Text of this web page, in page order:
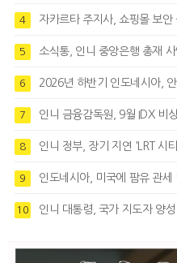
4 자카르타 주지사, 쇼핑몰 보
5 소식통, 인니 중앙은행 총재
6 2026년 하반기 인도네시아,
7 인니 금융감독원, 9월 IDX 비상
8 인니 정부, 장기 지연 'LRT 시티'
9 인도네시아, 미국에 팜유 관세
10 인니 대통령, 국가 지도자 양